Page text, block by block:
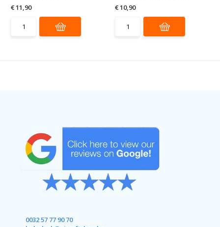
€ 11,90
€ 10,90
0032 57 77 90 70